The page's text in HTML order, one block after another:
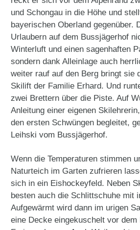
und Schongau in die Höhe und
bayerischen Oberland gegenüber.
Urlaubern auf dem Bussjägerhof
Winterluft und einen sagenhaften
sondern dank Alleinlage auch
weiter rauf auf den Berg bringt sie
Skilift der Familie Erhard. Und
zwei Brettern über die Piste. Auf
Anleitung einer eigenen
den ersten Schwüngen begleitet,
Leihski vom Bussjägerhof.
Wenn die Temperaturen stimmen
Naturteich im Garten zufrieren
sich in ein Eishockeyfeld. Neben
besten auch die Schlittschuhe mit
Aufgewärmt wird dann im urigen
eine Decke eingekuschelt vor dem